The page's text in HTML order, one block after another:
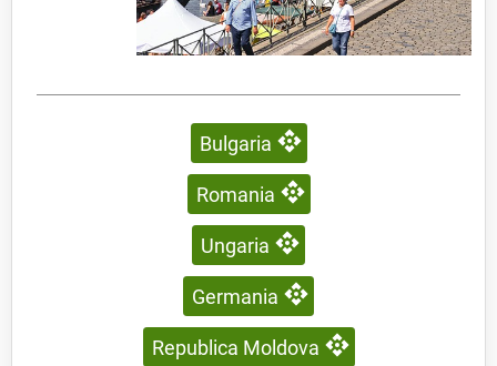
Bulgaria
Romania
Ungaria
Germania
Republica Moldova